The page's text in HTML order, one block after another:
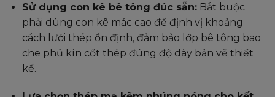
Sử dụng con kê bê tông đúc sẵn:Bắt buộc
phải dùng con kê mác cao để định vị khoảng
cách lưới thép ổn định, đảm bảo lớp bê tông bao
che phủ kín cốt thép đúng độ dày bản vẽ thiết
kế.